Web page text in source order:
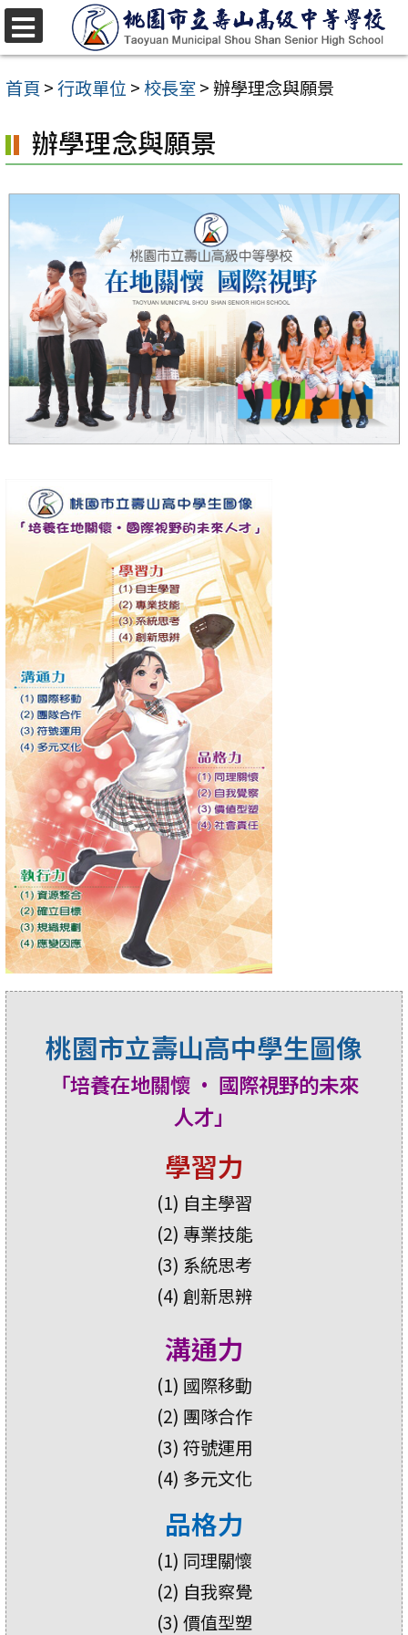
跳
至
主
內
容
區
首頁 >行政單位 >校長室>辦學理念與願景
辦學理念與願景
桃園市立壽山高中學生圖像
「培養在地關懷 • 國際視野的未來
人才」
學習力
(1) 自主學習
(2) 專業技能
(3) 系統思考
(4) 創新思辨
溝通力
(1) 國際移動
(2) 團隊合作
(3) 符號運用
(4) 多元文化
品格力
(1) 同理關懷
(2) 自我察覺
(3) 價值型塑
選
單